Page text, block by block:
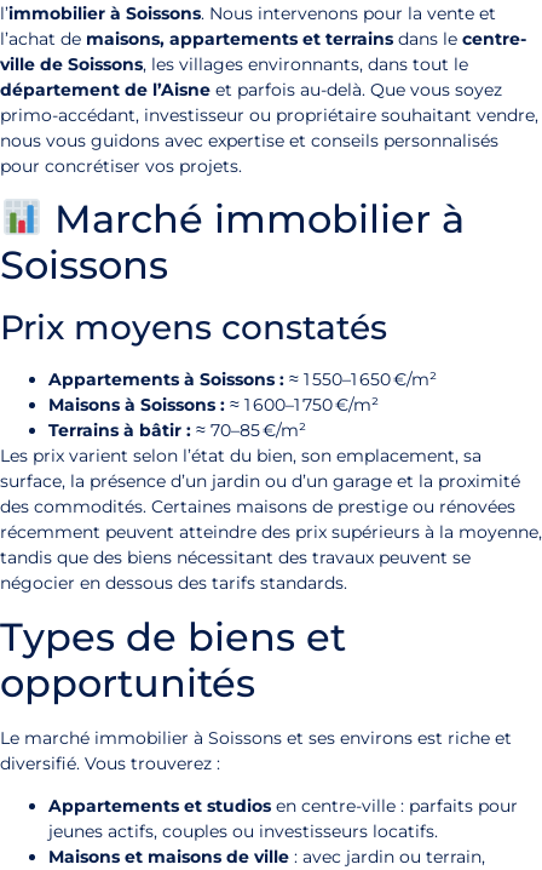
l’immobilier à Soissons. Nous intervenons pour la vente et
l’achat de maisons, appartements et terrains dans le centre-
ville de Soissons, les villages environnants, dans tout le
département de l’Aisne et parfois au-delà. Que vous soyez
primo-accédant, investisseur ou propriétaire souhaitant vendre,
nous vous guidons avec expertise et conseils personnalisés
pour concrétiser vos projets.
Marché immobilier à
Soissons
Prix moyens constatés
Appartements à Soissons : ≈ 1 550–1 650 €/m²
Maisons à Soissons : ≈ 1 600–1 750 €/m²
Terrains à bâtir : ≈ 70–85 €/m²
Les prix varient selon l’état du bien, son emplacement, sa
surface, la présence d’un jardin ou d’un garage et la proximité
des commodités. Certaines maisons de prestige ou rénovées
récemment peuvent atteindre des prix supérieurs à la moyenne,
tandis que des biens nécessitant des travaux peuvent se
négocier en dessous des tarifs standards.
Types de biens et
opportunités
Le marché immobilier à Soissons et ses environs est riche et
diversifié. Vous trouverez :
Appartements et studios en centre-ville : parfaits pour
jeunes actifs, couples ou investisseurs locatifs.
Maisons et maisons de ville : avec jardin ou terrain,